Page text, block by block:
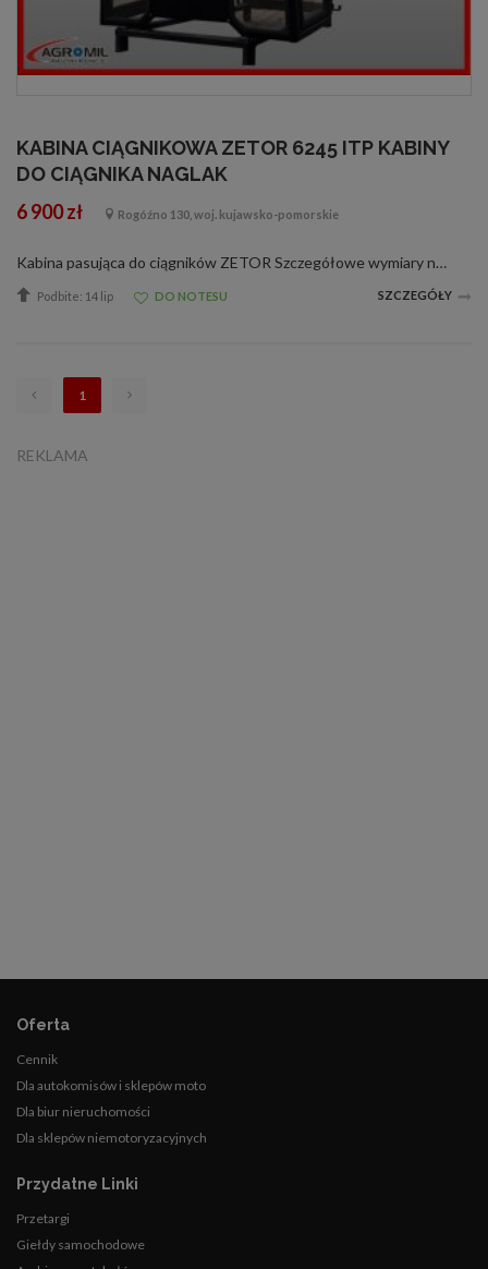
KABINA CIĄGNIKOWA ZETOR 6245 ITP KABINY
DO CIĄGNIKA NAGLAK
6 900 zł Rogóźno 130, woj. kujawsko-pomorskie
Kabina pasująca do ciągników ZETOR Szczegółowe wymiary na zdjęciu Wyposażenie standardowe: - dwa lusterka - wycieraczka szyby przedniej i tylnej - spryskiwacz szyby przedniej - oświetlenie w kabinie - zasłona przeciwsłoneczna - uchylny tap...
Podbite: 14 lip DO NOTESU SZCZEGÓŁY
1
REKLAMA
Oferta
Cennik
Dla autokomisów i sklepów moto
Dla biur nieruchomości
Dla sklepów niemotoryzacyjnych
Przydatne Linki
Przetargi
Giełdy samochodowe